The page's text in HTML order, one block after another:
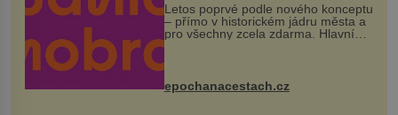
Letos poprvé podle nového konceptu
– přímo v historickém jádru města a
pro všechny zcela zdarma. Hlavní
program se odehraje na Karlově a
mohou těšit na víno, burčák, pes...
epochanacestach.cz